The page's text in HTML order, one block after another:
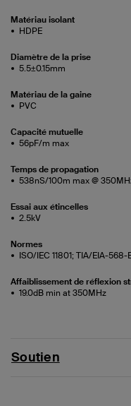
Matériau isolant
HDPE
Diamètre de la prise
5.5±0.15mm
Matériau de la gaine
PVC
Capacité mutuelle
56pF/m max
Temps de propagation
538nS/100m max @
Essai aux étincelles
2.5kV
Normes
ISO/IEC 11801; TIA/EIA-568-
Affaiblissement de réflexion
19.0dB min at 350MHz
Soutien